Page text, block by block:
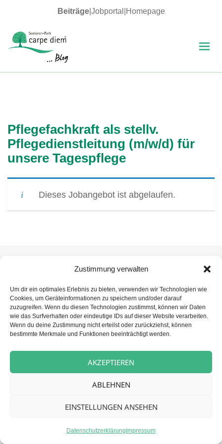
Zustimmung verwalten
Um dir ein optimales Erlebnis zu bieten, verwenden wir Technologien wie
Cookies, um Geräteinformationen zu speichern und/oder darauf
zuzugreifen. Wenn du diesen Technologien zustimmst, können wir Daten
wie das Surfverhalten oder eindeutige IDs auf dieser Website verarbeiten.
Wenn du deine Zustimmung nicht erteilst oder zurückziehst, können
bestimmte Merkmale und Funktionen beeinträchtigt werden.
AKZEPTIEREN
ABLEHNEN
EINSTELLUNGEN ANSEHEN
Datenschutzerklärung Impressum
Beiträge| Jobportal Homepage
Pflegefachkraft als stellv.
Pflegedienstleitung (m/w/d) für
unsere Tagespflege
Dieses Jobangebot ist abgelaufen.
Beitragsnavigation
NÄCHSTER
Nächster
Beitrag:
Betreuungskraft (m/w/d) für unsere
Tagespflege
Datenschutz Stolz präsentiert von WordPress